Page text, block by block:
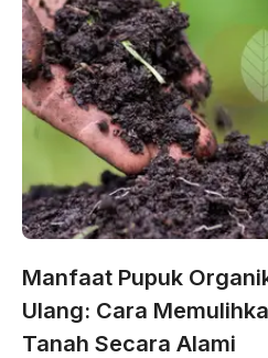
Manfaat Pupuk
Ulang: Cara
Tanah Secara Alami